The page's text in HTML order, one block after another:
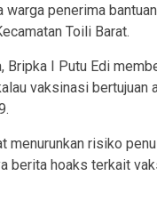
penerima
Toili Barat.
Bripka I Putu Edi
vaksinasi bertujuan
menurunkan risiko
berita hoaks terkait